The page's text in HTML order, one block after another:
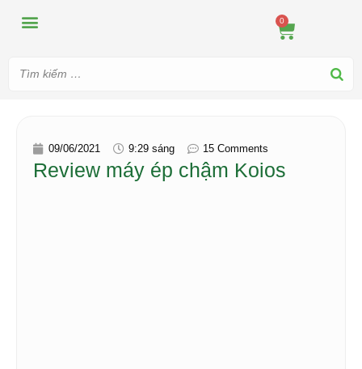
0
09/06/2021 9:29 sáng 15 Comments
Review máy ép chậm Koios